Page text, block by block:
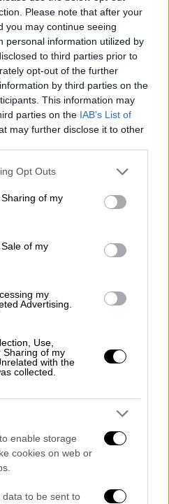
Please note that after your
you may continue seeing
personal information utilized by
to third parties prior to
opt-out of the further
by third parties on the
This information may
parties on the IAB’s List of
may further disclose it to other
app uses one or more Google
behaviour. You may click to
and its third-party tags to
purposes in below Google
Opt Outs
of my
of my
my
Advertising.
Use,
Sharing of my
with the
collected.
enable storage
cookies on web or
to be sent to
ήταν διακοσμημένο
κομμένες
πορνό με
όργανα. Πάνω από το
μήνυμα με σπρέι, και
τα έπιπλα και όλη η
όπως και οι
ώρες την ημέρα. Η
πολύ χαμηλή, ήθελε
κάποιος τολμούσε να
γινόταν έξαλλος
Μία από τις πρώην
στο
ψυγείο», ενώ μία
για τα κρέατα».